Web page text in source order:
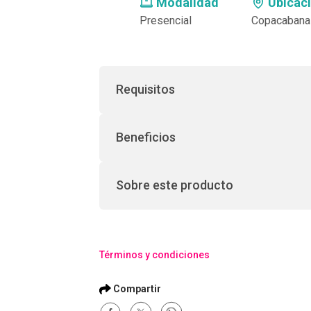
Presencial Copacabana
Requisitos
Beneficios
Sobre este producto
Términos y condiciones